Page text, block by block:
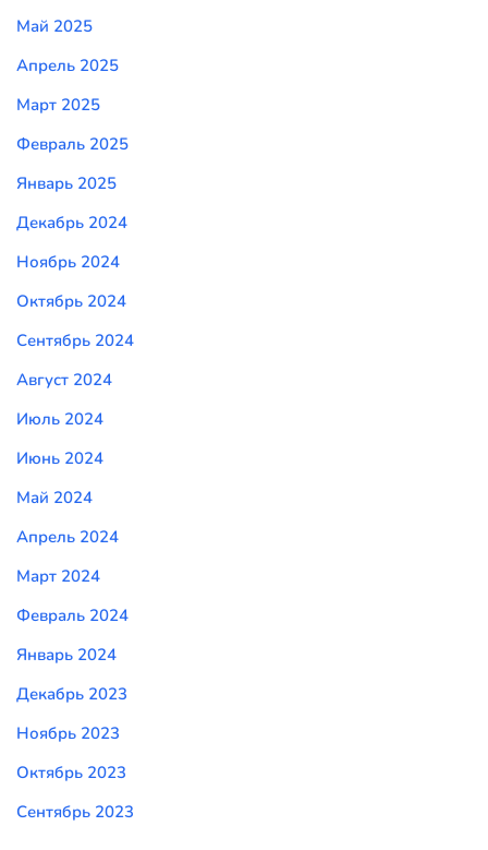
Май 2025
Апрель 2025
Март 2025
Февраль 2025
Январь 2025
Декабрь 2024
Ноябрь 2024
Октябрь 2024
Сентябрь 2024
Август 2024
Июль 2024
Июнь 2024
Май 2024
Апрель 2024
Март 2024
Февраль 2024
Январь 2024
Декабрь 2023
Ноябрь 2023
Октябрь 2023
Сентябрь 2023